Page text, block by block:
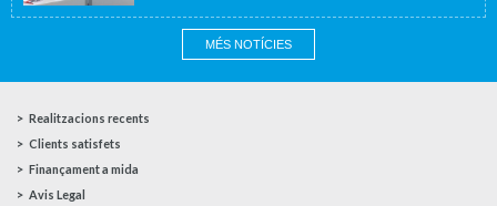
MÉS NOTÍCIES
Realitzacions recents
Clients satisfets
Finançament a mida
Avis Legal